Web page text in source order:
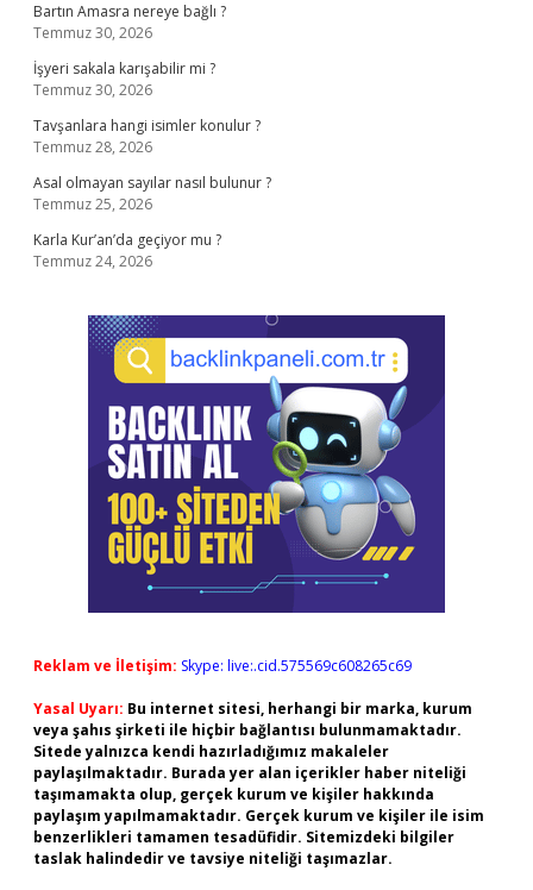
Bartın Amasra nereye bağlı ?
Temmuz 30, 2026
İşyeri sakala karışabilir mi ?
Temmuz 30, 2026
Tavşanlara hangi isimler konulur ?
Temmuz 28, 2026
Asal olmayan sayılar nasıl bulunur ?
Temmuz 25, 2026
Karla Kur’an’da geçiyor mu ?
Temmuz 24, 2026
Reklam ve İletişim: Skype: live:.cid.575569c608265c69
Yasal Uyarı: Bu internet sitesi, herhangi bir marka, kurum
veya şahıs şirketi ile hiçbir bağlantısı bulunmamaktadır.
Sitede yalnızca kendi hazırladığımız makaleler
paylaşılmaktadır. Burada yer alan içerikler haber niteliği
taşımamakta olup, gerçek kurum ve kişiler hakkında
paylaşım yapılmamaktadır. Gerçek kurum ve kişiler ile isim
benzerlikleri tamamen tesadüfidir. Sitemizdeki bilgiler
taslak halindedir ve tavsiye niteliği taşımazlar.